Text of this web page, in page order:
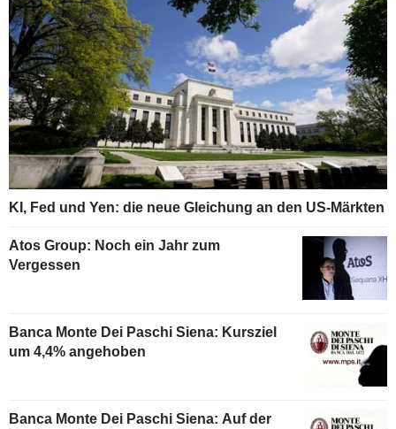
KI, Fed und Yen: die neue Gleichung an den US-Märkten
Atos Group: Noch ein Jahr zum
Vergessen
Banca Monte Dei Paschi Siena: Kursziel
um 4,4% angehoben
Banca Monte Dei Paschi Siena: Auf der